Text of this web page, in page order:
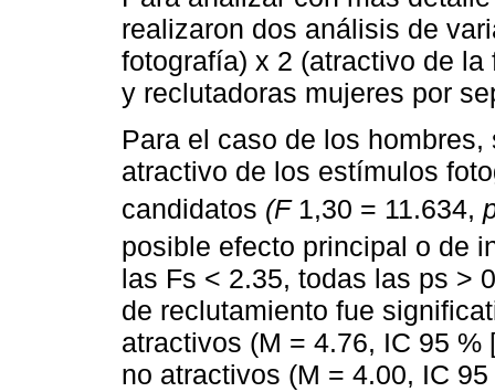
realizaron dos análisis de
fotografía) x 2 (atractivo de
y reclutadoras mujeres por
Para el caso de los
atractivo de los estímulos
candidatos (F1,30 = 11.634,
posible efecto principal o de
las Fs < 2.35, todas las ps >
de reclutamiento fue
atractivos (M = 4.76, IC 95
no atractivos (M = 4.00, IC